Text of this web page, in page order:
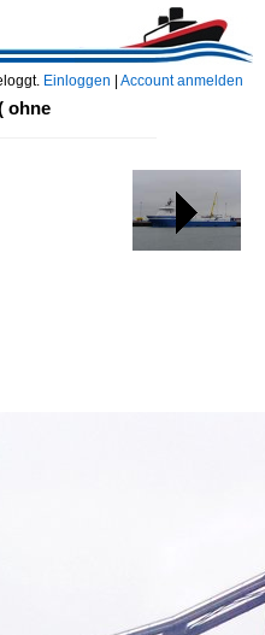
Einloggen Account anmelden
ohne